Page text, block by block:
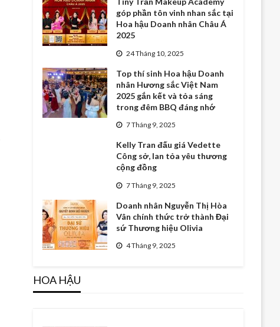
góp phần tôn vinh nhan sắc tại
Hoa hậu Doanh nhân Châu Á
2025
24 Tháng 10, 2025
Top thí sinh Hoa hậu Doanh
nhân Hương sắc Việt Nam
2025 gắn kết và tỏa sáng
trong đêm BBQ đáng nhớ
7 Tháng 9, 2025
Kelly Tran đấu giá Vedette
Công sở, lan tỏa yêu thương
cộng đồng
7 Tháng 9, 2025
Doanh nhân Nguyễn Thị Hòa
Vân chính thức trở thành Đại
sứ Thương hiệu Olivia
4 Tháng 9, 2025
HOA HẬU